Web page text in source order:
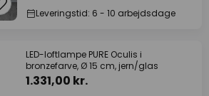
Leveringstid: 6 - 10 arbejdsdage
LED-loftlampe PURE Oculis i
bronzefarve, Ø 15 cm, jern/glas
1.331,00 kr.